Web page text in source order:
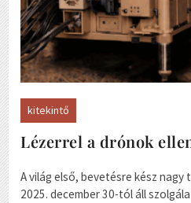
kitekintő
Lézerrel a drónok
A világ első, bevetésre kész
2025. december 30-tól áll